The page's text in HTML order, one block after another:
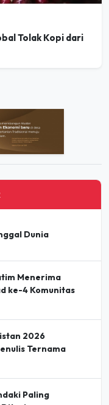
Tolak Kopi dari
Dunia
Menerima
ke-4 Komunitas
2026
Ternama
Paling